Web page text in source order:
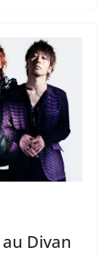
Divan